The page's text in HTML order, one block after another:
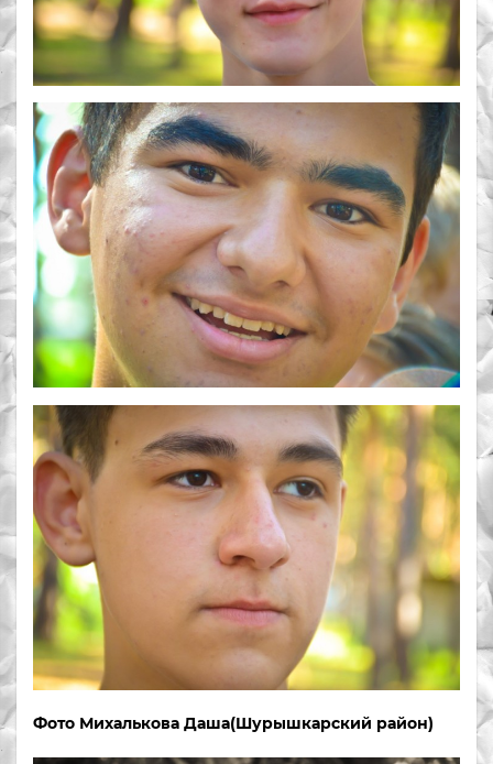
Фото Михалькова Даша(Шурышкарский район)